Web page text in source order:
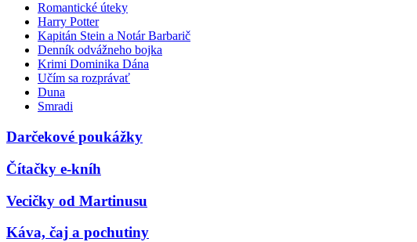
Romantické úteky
Harry Potter
Kapitán Stein a Notár Barbarič
Denník odvážneho bojka
Krimi Dominika Dána
Učím sa rozprávať
Duna
Smradi
Darčekové poukážky
Čítačky e-kníh
Vecičky od Martinusu
Káva, čaj a pochutiny